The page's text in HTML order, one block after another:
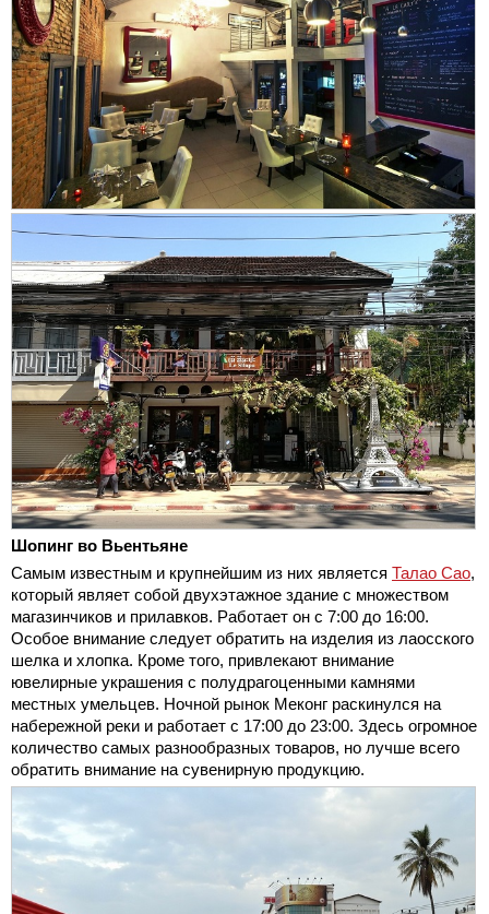
Шопинг во Вьентьяне
Самым известным и крупнейшим из них является Талао Сао,
который являет собой двухэтажное здание с множеством
магазинчиков и прилавков. Работает он с 7:00 до 16:00.
Особое внимание следует обратить на изделия из лаосского
шелка и хлопка. Кроме того, привлекают внимание
ювелирные украшения с полудрагоценными камнями
местных умельцев. Ночной рынок Меконг раскинулся на
набережной реки и работает с 17:00 до 23:00. Здесь огромное
количество самых разнообразных товаров, но лучше всего
обратить внимание на сувенирную продукцию.